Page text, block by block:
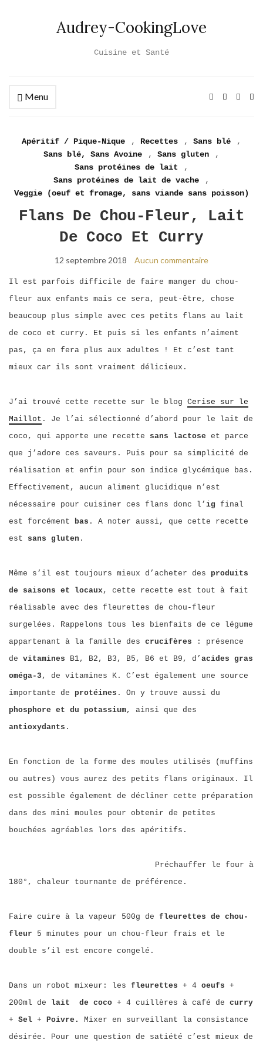
Audrey-CookingLove
Cuisine et Santé
Menu
Apéritif / Pique-Nique , Recettes , Sans blé
,
Sans blé, Sans Avoine
, Sans gluten
,
Sans protéines de lait
,
Sans protéines de lait de vache
,
Veggie (oeuf et fromage, sans viande sans poisson)
Flans De Chou-Fleur, Lait
De Coco Et Curry
12 septembre 2018 Aucun commentaire
Il est parfois difficile de faire manger du chou-
fleur aux enfants mais ce sera, peut-être, chose
beaucoup plus simple avec ces petits flans au lait
de coco et curry. Et puis si les enfants n’aiment
pas, ça en fera plus aux adultes ! Et c’est tant
mieux car ils sont vraiment délicieux.
J’ai trouvé cette recette sur le blog Cerise sur le
Maillot . Je l’ai sélectionné d’abord pour le lait de
coco, qui apporte une recette sans lactose et parce
que j’adore ces saveurs. Puis pour sa simplicité de
réalisation et enfin pour son indice glycémique bas.
Effectivement, aucun aliment glucidique n’est
nécessaire pour cuisiner ces flans donc l’ ig final
est forcément bas . A noter aussi, que cette recette
est sans gluten .
Même s’il est toujours mieux d’acheter des produits
de saisons et locaux, cette recette est tout à fait
réalisable avec des fleurettes de chou-fleur
surgelées. Rappelons tous les bienfaits de ce légume
appartenant à la famille des crucifères : présence
de vitamines B1, B2, B3, B5, B6 et B9, d’ acides gras
oméga-3 , de vitamines K. C’est également une source
importante de protéines . On y trouve aussi du
phosphore et du potassium, ainsi que des
antioxydants .
En fonction de la forme des moules utilisés (muffins
ou autres) vous aurez des petits flans originaux. Il
est possible également de décliner cette préparation
dans des mini moules pour obtenir de petites
bouchées agréables lors des apéritifs.
Préchauffer le four à
180°, chaleur tournante de préférence.
Faire cuire à la vapeur 500g de fleurettes de chou-
fleur 5 minutes pour un chou-fleur frais et le
double s’il est encore congelé.
Dans un robot mixeur: les fleurettes + 4 oeufs +
200ml de lait de coco + 4 cuillères à café de curry
+ Sel + Poivre. Mixer en surveillant la consistance
désirée. Pour une question de satiété c’est mieux de